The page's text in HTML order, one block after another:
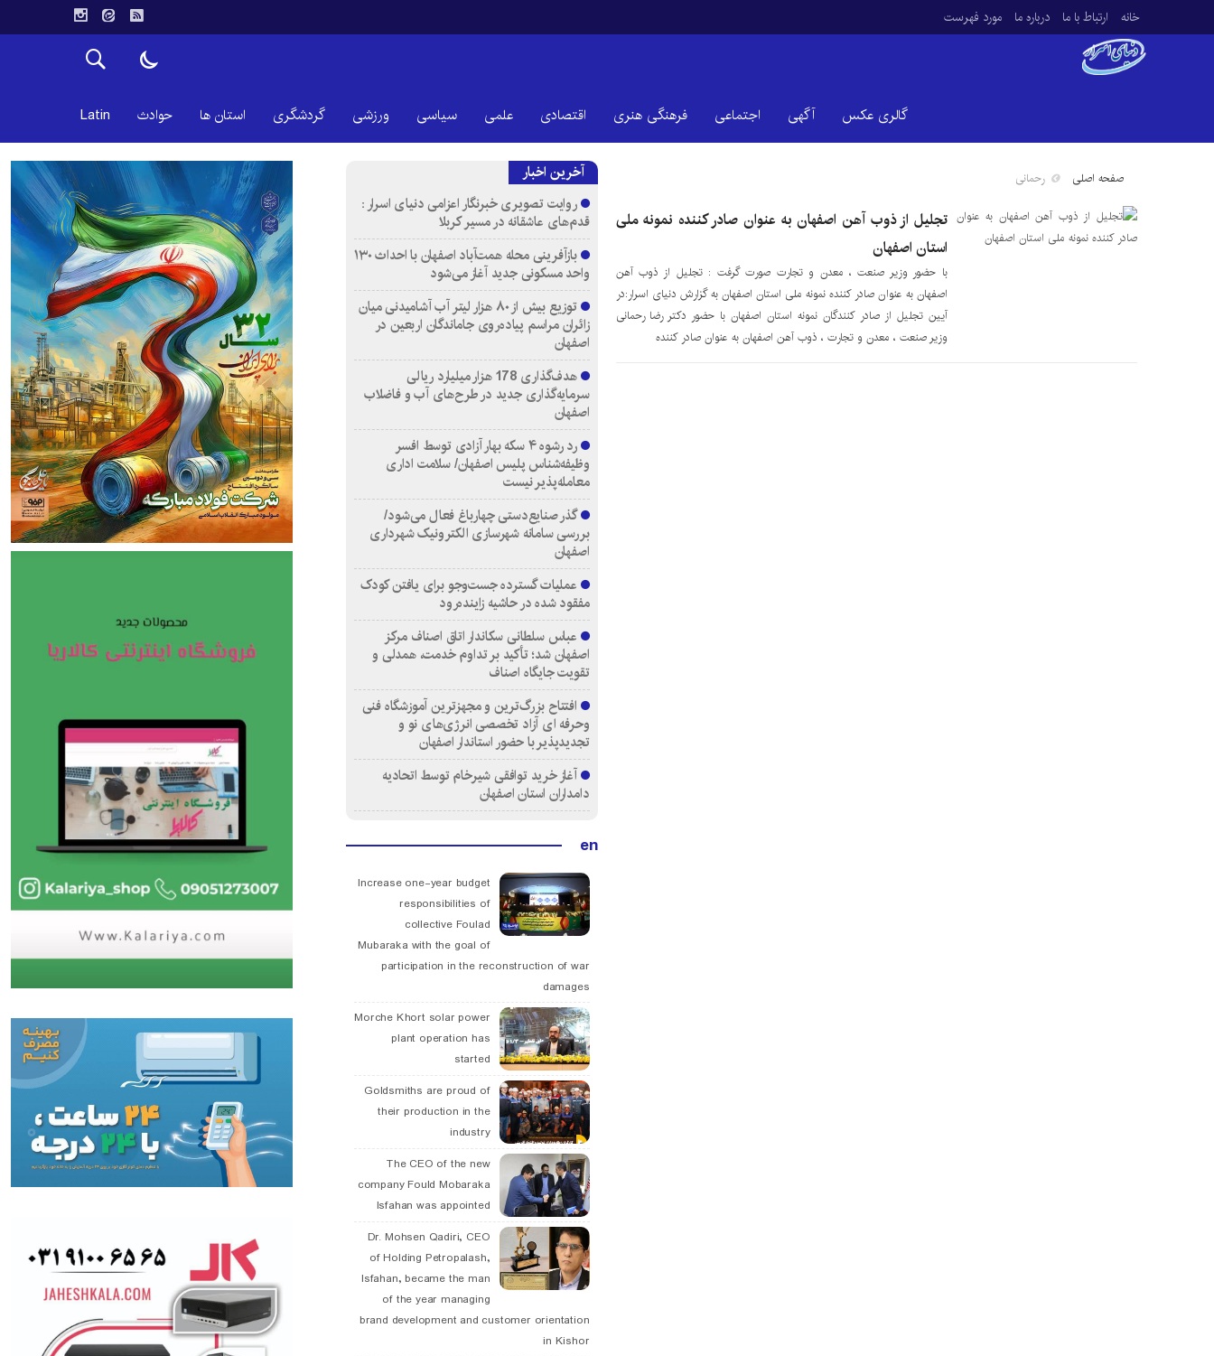
خانه ارتباط با ما درباره ما مورد فهرست
گالری عکس آگهی اجتماعی فرهنگی هنری اقتصادی علمی سیاسی ورزشی گردشگری استان ها حوادث Latin
صفحه اصلی رحمانی
تجلیل از ذوب آهن اصفهان به عنوان صادر کننده نمونه ملی
استان اصفهان
با حضور وزیر صنعت ، معدن و تجارت صورت گرفت : تجلیل از ذوب آهن
اصفهان به عنوان صادر کننده نمونه ملی استان اصفهان به گزارش دنیای اسرار:در
آیین تجلیل از صادر کنندگان نمونه استان اصفهان با حضور دکتر رضا رحمانی
وزیر صنعت ، معدن و تجارت ، ذوب آهن اصفهان به عنوان صادر کننده
آخرین اخبار
روایت تصویری خبرنگار اعزامی دنیای اسرار :
قدم‌های عاشقانه در مسیر کربلا
بازآفرینی محله همت‌آباد اصفهان با احداث ۱۳۰
واحد مسکونی جدید آغاز می‌شود
توزیع بیش از ۸۰ هزار لیتر آب آشامیدنی میان
زائران مراسم پیاده‌روی جاماندگان اربعین در
اصفهان
هدف‌گذاری 178 هزار میلیارد ریالی
سرمایه‌گذاری جدید در طرح‌های آب و فاضلاب
اصفهان
رد رشوه ۴ سکه بهار آزادی توسط افسر
وظیفه‌شناس پلیس اصفهان/ سلامت اداری
معامله‌پذیر نیست
گذر صنایع‌دستی چهارباغ فعال می‌شود/
بررسی سامانه شهرسازی الکترونیک شهرداری
اصفهان
عملیات گسترده جست‌وجو برای یافتن کودک
مفقود شده در حاشیه زاینده‌رود
عباس سلطانی سکاندار اتاق اصناف مرکز
اصفهان شد؛ تأکید بر تداوم خدمت، همدلی و
تقویت جایگاه اصناف
افتتاح بزرگ‌ترین و مجهزترین آموزشگاه فنی
وحرفه ای آزاد تخصصی انرژی‌های نو و
تجدیدپذیر با حضور استاندار اصفهان
آغاز خرید توافقی شیرخام توسط اتحادیه
دامداران استان اصفهان
en
Increase one-year budget
responsibilities of
collective Foulad
Mubaraka with the goal of
participation in the reconstruction of war
damages
Morche Khort solar power
plant operation has
started
Goldsmiths are proud of
their production in the
industry
The CEO of the new
company Fould Mobaraka
Isfahan was appointed
Dr. Mohsen Qadiri, CEO
of Holding Petropalash,
Isfahan, became the man
of the year managing
brand development and customer orientation
in Kishor